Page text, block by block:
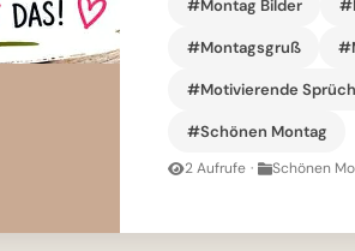
#Montag Bilder
#Montagsgruß
#Motivierende
#Schönen Montag
2 Aufrufe · Schönen